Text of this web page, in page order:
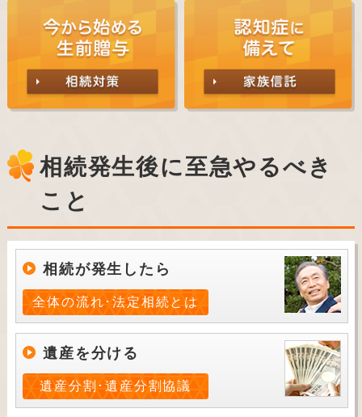
相続発生後に至急やるべき
こと
相続が発生したら
全体の流れ･法定相続とは
遺産を分ける
遺産分割･遺産分割協議